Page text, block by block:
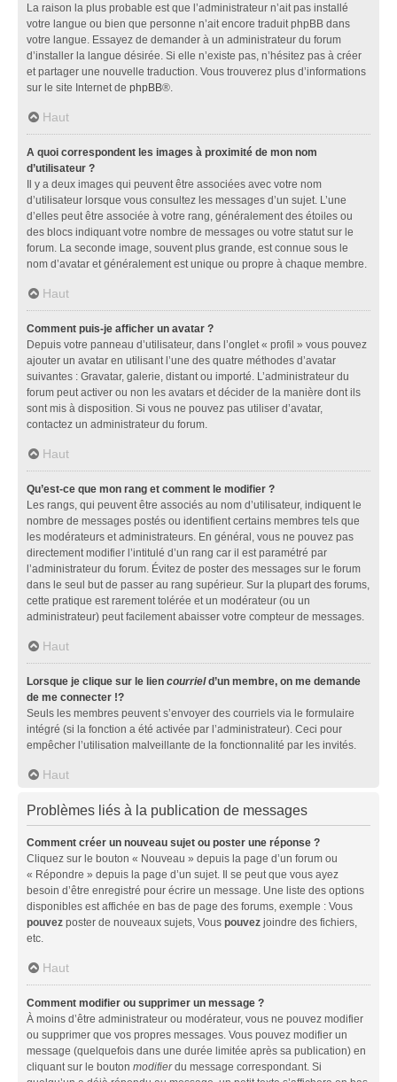
La raison la plus probable est que l’administrateur n’ait pas installé
votre langue ou bien que personne n’ait encore traduit phpBB dans
votre langue. Essayez de demander à un administrateur du forum
d’installer la langue désirée. Si elle n’existe pas, n’hésitez pas à créer
et partager une nouvelle traduction. Vous trouverez plus d’informations
sur le site Internet de phpBB®.
Haut
A quoi correspondent les images à proximité de mon nom
d’utilisateur ?
Il y a deux images qui peuvent être associées avec votre nom
d’utilisateur lorsque vous consultez les messages d’un sujet. L’une
d’elles peut être associée à votre rang, généralement des étoiles ou
des blocs indiquant votre nombre de messages ou votre statut sur le
forum. La seconde image, souvent plus grande, est connue sous le
nom d’avatar et généralement est unique ou propre à chaque membre.
Haut
Comment puis-je afficher un avatar ?
Depuis votre panneau d’utilisateur, dans l’onglet « profil » vous pouvez
ajouter un avatar en utilisant l’une des quatre méthodes d’avatar
suivantes : Gravatar, galerie, distant ou importé. L’administrateur du
forum peut activer ou non les avatars et décider de la manière dont ils
sont mis à disposition. Si vous ne pouvez pas utiliser d’avatar,
contactez un administrateur du forum.
Haut
Qu’est-ce que mon rang et comment le modifier ?
Les rangs, qui peuvent être associés au nom d’utilisateur, indiquent le
nombre de messages postés ou identifient certains membres tels que
les modérateurs et administrateurs. En général, vous ne pouvez pas
directement modifier l’intitulé d’un rang car il est paramétré par
l’administrateur du forum. Évitez de poster des messages sur le forum
dans le seul but de passer au rang supérieur. Sur la plupart des forums,
cette pratique est rarement tolérée et un modérateur (ou un
administrateur) peut facilement abaisser votre compteur de messages.
Haut
Lorsque je clique sur le lien courrield’un membre, on me demande
de me connecter !?
Seuls les membres peuvent s’envoyer des courriels via le formulaire
intégré (si la fonction a été activée par l’administrateur). Ceci pour
empêcher l’utilisation malveillante de la fonctionnalité par les invités.
Haut
Problèmes liés à la publication de messages
Comment créer un nouveau sujet ou poster une réponse ?
Cliquez sur le bouton « Nouveau » depuis la page d’un forum ou
« Répondre » depuis la page d’un sujet. Il se peut que vous ayez
besoin d’être enregistré pour écrire un message. Une liste des options
disponibles est affichée en bas de page des forums, exemple : Vous
pouvez poster de nouveaux sujets, Vous pouvez joindre des fichiers,
etc.
Haut
Comment modifier ou supprimer un message ?
À moins d’être administrateur ou modérateur, vous ne pouvez modifier
ou supprimer que vos propres messages. Vous pouvez modifier un
message (quelquefois dans une durée limitée après sa publication) en
cliquant sur le bouton modifierdu message correspondant. Si